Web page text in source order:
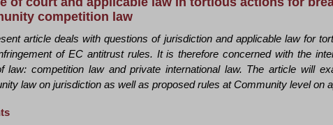
competition law
article deals with questions of jurisdiction and applicable law for
of EC antitrust rules. It is therefore concerned with the
law: competition law and private international law. The article will
law on jurisdiction as well as proposed rules at Community level on